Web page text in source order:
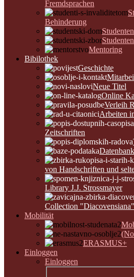
Fremdsprachen
Behinderung
Mentoring
Bibilothek
Geschichte
Neue Titel
Online
Verleih
Arbeiten
Zeitschriften
von Handschriften und
Library J.J. Strossmayer
Collection "Diacovensiana"
Mobilität
ERASMUS+
Einloggen
Einloggen